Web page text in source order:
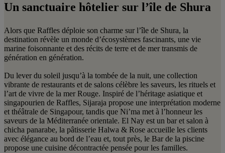
Un sanctuaire hôtelier sur l’île de Shura
Alors que Raffles déploie son charme sur l’île de Shura, la
destination révèle un monde d’écosystèmes fascinants, une vie
marine foisonnante et des récits de terre et de mer transmis de
génération en génération.
Du lever du soleil jusqu’à la tombée de la nuit, une collection
vibrante de restaurants et de salons célèbre les saveurs, les rituels et
l’art de vivre de la mer Rouge. Inspiré de l’héritage asiatique et
singapourien de Raffles, Sijaraja propose une interprétation moderne
et théâtrale de Singapour, tandis que Ni’ma met à l’honneur les
saveurs de la Méditerranée orientale. El Nay est un bar et salon à
chicha panarabe, la pâtisserie Halwa & Rose accueille les clients
avec élégance au bord de l’eau et, tout près, le Bar de la piscine
propose une cuisine décontractée pensée pour les familles.